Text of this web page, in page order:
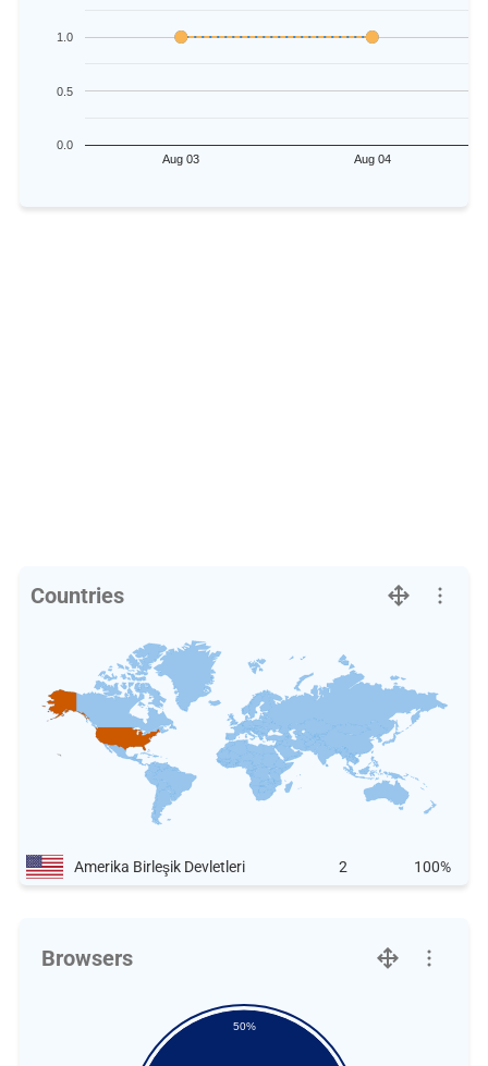
Aug 03 Aug 04
0.0
0.5
1.0
Countries
Amerika Birleşik Devletleri 2 100%
Browsers
50%